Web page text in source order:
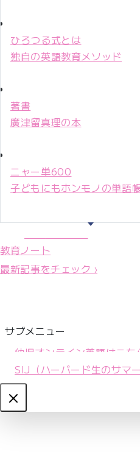
ひろつる式とは
独自の英語教育メソッド
著書
廣津留真理の本
ニャー単600
子どもにもホンモノの単語
教育ノート
最新記事をチェック ›
サブメニュー
幼児オンライン英語はこち
SIJ（ハーバード生のサマ
Close